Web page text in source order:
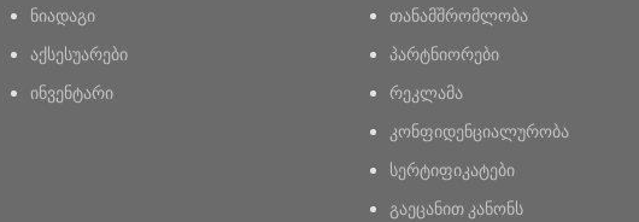
ნიადაგი
აქსესუარები
ინვენტარი
თანამშრომლობა
პარტნიორები
რეკლამა
კონფიდენციალურობა
სერტიფიკატები
გაეცანით კანონს